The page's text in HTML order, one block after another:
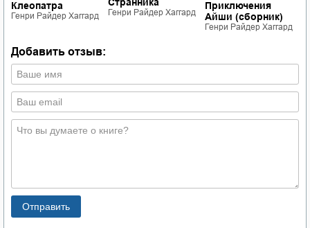
Клеопатра
Генри Райдер Хаггард
Странника
Генри Райдер Хаггард
Приключения
Айши (сборник)
Генри Райдер Хаггард
Добавить отзыв: